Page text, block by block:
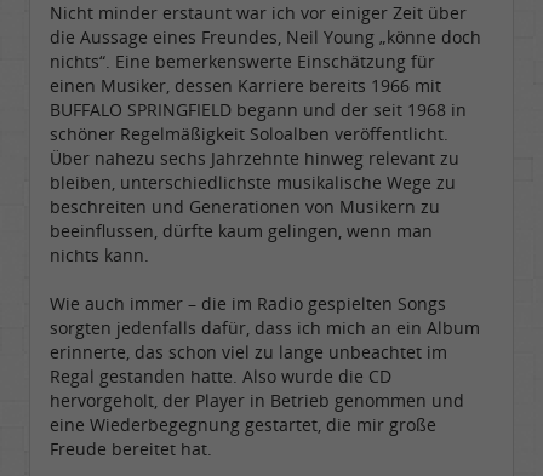
Nicht minder erstaunt war ich vor einiger Zeit über
die Aussage eines Freundes, Neil Young „könne doch
nichts“. Eine bemerkenswerte Einschätzung für
einen Musiker, dessen Karriere bereits 1966 mit
BUFFALO SPRINGFIELD begann und der seit 1968 in
schöner Regelmäßigkeit Soloalben veröffentlicht.
Über nahezu sechs Jahrzehnte hinweg relevant zu
bleiben, unterschiedlichste musikalische Wege zu
beschreiten und Generationen von Musikern zu
beeinflussen, dürfte kaum gelingen, wenn man
nichts kann.
Wie auch immer – die im Radio gespielten Songs
sorgten jedenfalls dafür, dass ich mich an ein Album
erinnerte, das schon viel zu lange unbeachtet im
Regal gestanden hatte. Also wurde die CD
hervorgeholt, der Player in Betrieb genommen und
eine Wiederbegegnung gestartet, die mir große
Freude bereitet hat.